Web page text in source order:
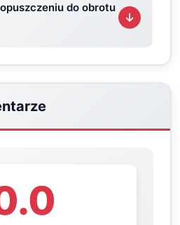
do obrotu